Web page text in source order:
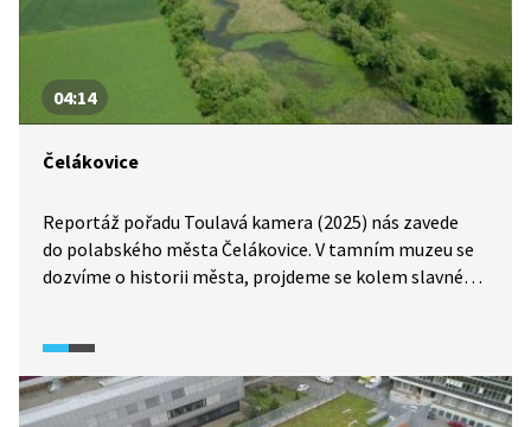
04:14
Čelákovice
Reportáž pořadu Toulavá kamera (2025) nás zavede
do polabského města Čelákovice. V tamním muzeu se
dozvíme o historii města, projdeme se kolem slavné